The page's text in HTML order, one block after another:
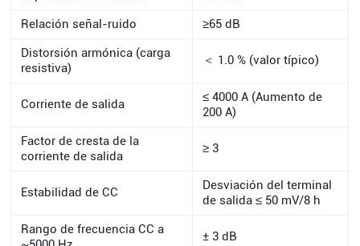
Relación señal-ruido
≥65 dB
Distorsión armónica (carga
resistiva)
＜ 1.0 % (valor típico)
Corriente de salida
≤ 4000 A (Aumento de
200 A)
Factor de cresta de la
corriente de salida
≥ 3
Estabilidad de CC
Desviación del terminal
de salida ≤ 50 mV/8 h
Rango de frecuencia CC a
± 3 dB